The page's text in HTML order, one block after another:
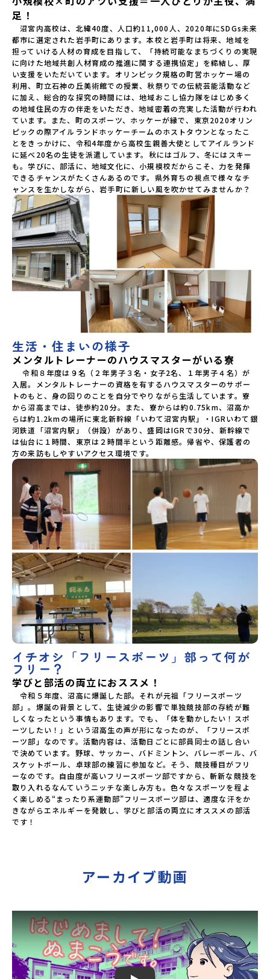
足！
沼宮内高校は、北緯40度、人口約11,000人、2020年にSDGs未来
都市に選定された岩手町にあります。本校と岩手町は将来、地域を
担っていける人材の育成を目指して、「持続可能なまちづくりの実現
に向けた地域共創人材育成の推進に関する連携協定」を締結し、厚
い支援をいただいています。オリンピック規格の町営ホッケー場の
利用、町立石神の丘美術館での授業、秋祭りでの伝統芸能活動など
に加え、総合的な探究の時間には、地域おこし協力隊をはじめ多く
の地域住民の方の伴走をいただき、地域密着の充実した活動が行われ
ています。また、町のスポーツ、ホッケーが縁で、東京2020オリン
ピックの際アイルランドホッケーチームのホストタウンとなったこ
とをきっかけに、令和4年度から高校生親善大使としてアイルランド
に延べ20名の生徒を派遣しています。秋にはゴルフ、冬にはスキー
も。学びに、部活に、地域文化に、小規模校だからこそ、力を発揮
できるチャンスがたくさんあるのです。県外育ちの視点で様々なチ
生活・住まいの様子
メンタルトレーナーのハウスマスターがいる寮
入居。メンタルトレーナーの資格を有するハウスマスターのサポー
トのもと、身の回りのことを自分でやりながら生活しています。寮
から沼高までは、徒歩約20分。また、寮からは約0.75km、沼高か
らは約1.2kmの場所に東北新幹線「いわて沼宮内駅」・IGRいわて銀
河鉄道「沼宮内駅」（併設）があり、盛岡はIGRで30分、新幹線で
は仙台に１時間、東京は２時間半という距離感。帰省や、保護者の
方の来訪もしやすいアクセス環境です。
イチオシ「フリースポーツ」部って何が
フリー？
学びと部活の両立におススメ！
令和５年度、沼高に爆誕した部。それが元祖「フリースポーツ
部」。爆誕の背景として、生徒減少の影響で単独競技部の存続が難
しくなったという事情もあります。でも、「体を動かしたい！スポ
ーツしたい！」という沼高生の声が形になったのが、「フリースポ
ーツ部」なのです。活動内容は、活動日ごとに部員同士の話し合い
で決めています。野球、サッカー、バドミントン、バレーボール、バ
スケットボール、卓球部の練習に参加など。そう、競技種目がフリ
ーなのです。自由度が高いフリースポーツ部ですから、斬新な競技を
取り入れるなんていうニッチな楽しみ方も。色々なスポーツを程よ
く楽しめる“まったり系運動部”フリースポーツ部は、適度な汗をか
きながらエネルギーを発散し、学びと部活の両立にオススメの部活
です！
アーカイブ動画